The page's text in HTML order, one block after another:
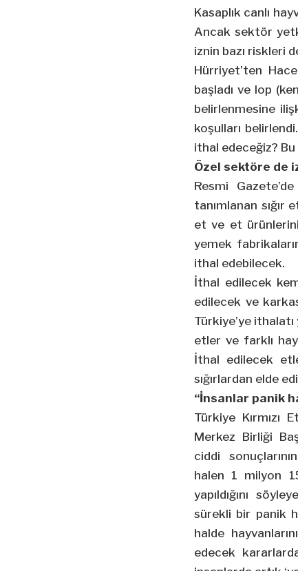
Kasaplık canlı
Ancak sektör
iznin bazı riskleri
Hürriyet’ten
başladı ve lop
belirlenmesine
koşulları
ithal edeceğiz?
Özel sektöre de
Resmi
tanımlanan sığır
et ve et
yemek
ithal edebilecek.
İthal edilecek
edilecek ve
Türkiye’ye
etler ve farklı
İthal edilecek
sığırlardan elde
“İnsanlar panik
Türkiye Kırmızı
Merkez Birliği
ciddi
halen 1 milyon
yapıldığını
sürekli bir panik
halde
edecek